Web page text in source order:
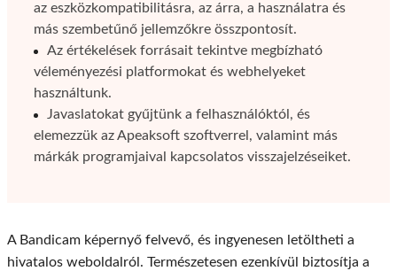
az eszközkompatibilitásra, az árra, a használatra és
más szembetűnő jellemzőkre összpontosít.
Az értékelések forrásait tekintve megbízható
véleményezési platformokat és webhelyeket
használtunk.
Javaslatokat gyűjtünk a felhasználóktól, és
elemezzük az Apeaksoft szoftverrel, valamint más
márkák programjaival kapcsolatos visszajelzéseiket.
A Bandicam képernyő felvevő, és ingyenesen letöltheti a
hivatalos weboldalról. Természetesen ezenkívül biztosítja a